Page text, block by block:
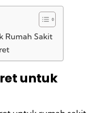
Rumah Sakit
untuk